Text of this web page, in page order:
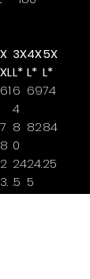
X
XL
3X
L*
4X
L*
5X
L*
616
4
6974
7
8
8
0
8284
2
3.
24
.5
24.
5
25